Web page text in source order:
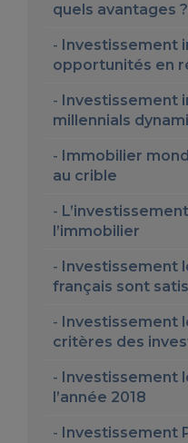
quels avantages ?
Investissement
opportunités en
Investissement
millennials
Immobilier
au crible
l’immobilier
Investissement
français sont
Investissement
critères des
Investissement
l’année 2018
Investissement